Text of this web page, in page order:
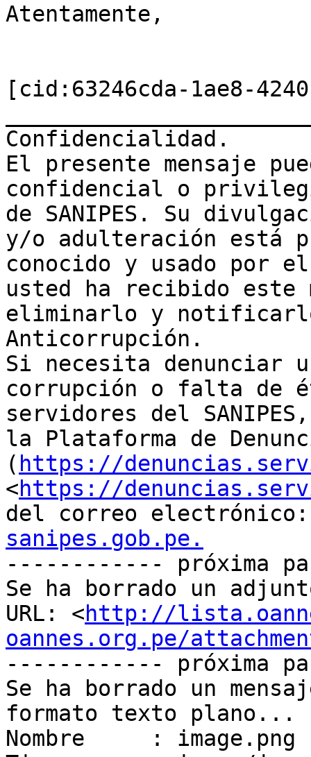
Atentamente,
[cid:63246cda-1ae8-
Confidencialidad.
El presente mensaje
confidencial o
de SANIPES. Su
y/o adulteración está
conocido y usado por
usted ha recibido este
eliminarlo y
Anticorrupción.
Si necesita denunciar
corrupción o falta de
servidores del
la Plataforma de
( https://
<https://
del correo
sanipes.gob.pe.
------------ próxima
Se ha borrado un
URL: <http://
oannes.org.pe/
------------ próxima
Se ha borrado un
formato texto plano...
Nombre     : image.png